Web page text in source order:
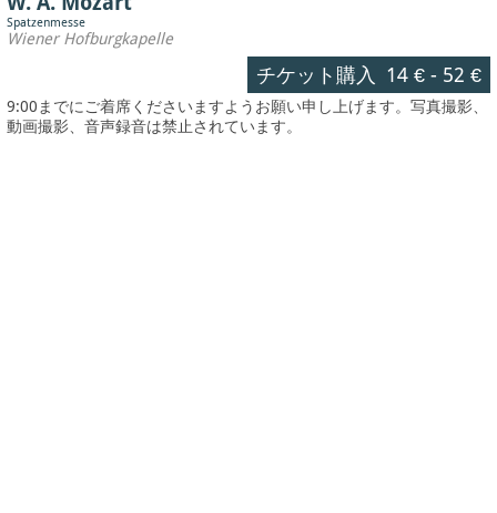
Spatzenmesse
Wiener Hofburgkapelle
チケット購入 14 €- 52 €
9:00までにご着席くださいますようお願い申し上げます。写真撮影、
動画撮影、音声録音は禁止されています。